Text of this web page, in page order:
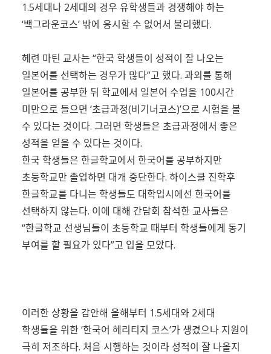
1.5세대나 2세대의 경우 유학생들과 경쟁해야 하는
‘백그라운코스’ 밖에 응시할 수 없어서 불리했다.
헤련 마틴 교사는 “한국 학생들이 성적이 잘 나오는
일본어를 선택하는 경우가 많다”고 했다. 과외를 통해
일본어를 공부한 뒤 학교에서 일본어 수업을 100시간
미만으로 들으면 ‘초급과정(비기너코스)’으로 시험을 볼
수 있다는 것이다. 그러면 학생들은 초급과정에서 좋은
성적을 얻을 수 있다는 것이다.
한국 학생들은 한글학교에서 한국어를 공부하지만
초등학교만 졸업하면 대개 중단한다. 하이스쿨 진학후
한글학교를 다니는 학생들도 대학입시에선 한국어를
선택하지 않는다. 이에 대해 간담회 참석한 교사들은
“한글학교 선생님들이 초등학교 때부터 학생들에게 동기
부여를 할 필요가 있다”고 입을 모았다.
이러한 상황을 감안해 올해부터 1.5세대와 2세대
학생들을 위한 ‘한국어 헤리티지 코스’가 생겼으나 지원이
극히 저조하다. 처음 시행하는 것이라 성적이 잘 나올지